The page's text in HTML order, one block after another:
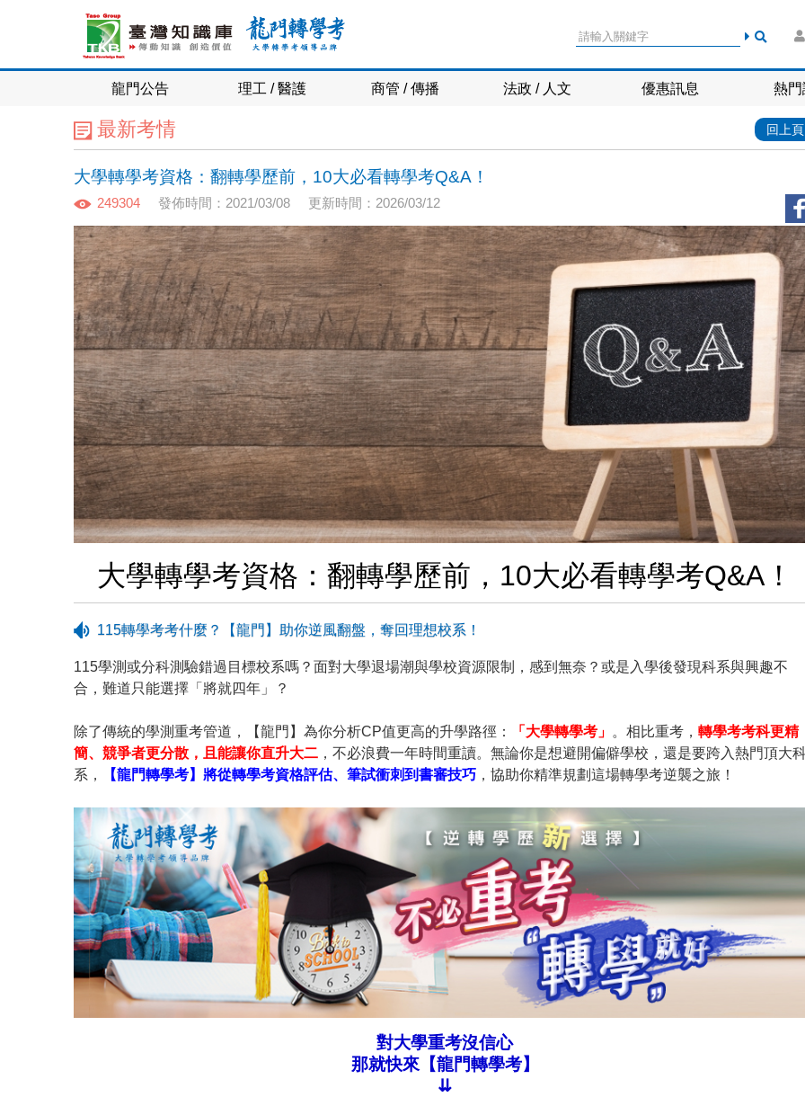
龍門公告 理工 / 醫護 商管 / 傳播 法政 / 人文 優惠訊息 熱
最新考情 回上頁
大學轉學考資格：翻轉學歷前，10大必看轉學考Q&A！
249304 發佈時間：2021/03/08 更新時間：2026/03/12
大學轉學考資格：翻轉學歷前，10大必看轉學考Q&A！
115轉學考考什麼？【龍門】助你逆風翻盤，奪回理想校系！
115學測或分科測驗錯過目標校系嗎？面對大學退場潮與學校資源限制，感到無奈？或是入學後發現科系與興趣不
合，難道只能選擇「將就四年」？
除了傳統的學測重考管道，【龍門】為你分析CP值更高的升學路徑： 「大學轉學考」 。相比重考， 轉學考考科更精
簡、競爭者更分散，且能讓你直升大二 ，不必浪費一年時間重讀。無論你是想避開偏僻學校，還是要跨入熱門頂大
系，
【龍門轉學考】將從轉學考資格評估、筆試衝刺到書審技巧 ，協助你精準規劃這場轉學考逆襲之旅！
對大學重考沒信心
那就快來【龍門轉學考】
⇊